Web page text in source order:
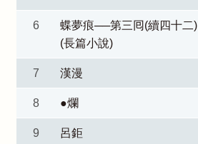
6
蝶夢痕──第三囘(續四十二)
(長篇小說)
7 漢漫
8 ●爛
9 呂鉅